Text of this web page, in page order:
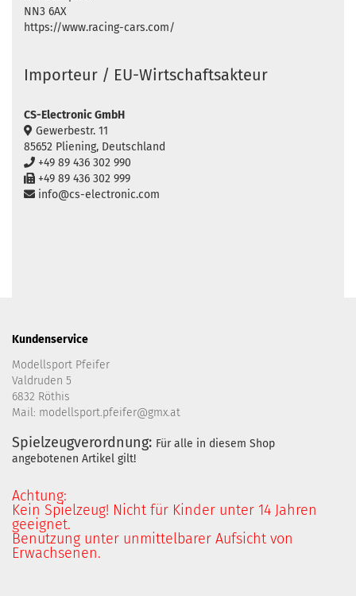
NN3 6AX
https://www.racing-cars.com/
Importeur / EU-Wirtschaftsakteur
CS-Electronic GmbH
Gewerbestr. 11
85652 Pliening, Deutschland
+49 89 436 302 990
+49 89 436 302 999
info@cs-electronic.com
Kundenservice
Modellsport Pfeifer
Valdruden 5
6832 Röthis
Mail: modellsport.pfeifer@gmx.at
Spielzeugverordnung: Für alle in diesem Shop
angebotenen Artikel gilt!
Achtung:
Kein Spielzeug! Nicht für Kinder unter 14 Jahren
geeignet.
Benutzung unter unmittelbarer Aufsicht von
Erwachsenen.